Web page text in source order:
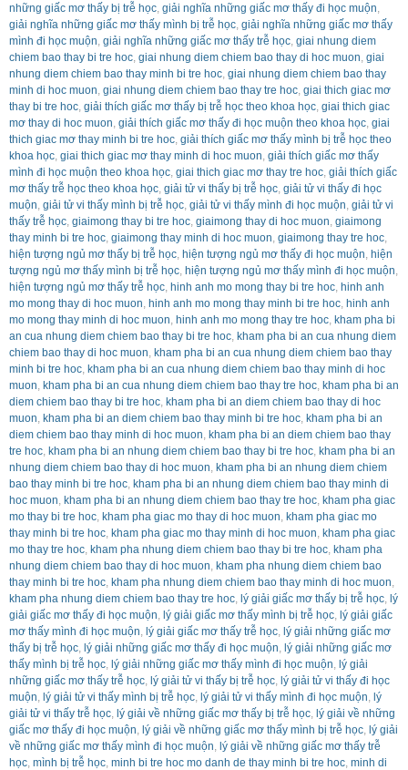
những giấc mơ thấy bị trễ học, giải nghĩa những giấc mơ thấy đi học muộn,
giải nghĩa những giấc mơ thấy mình bị trễ học, giải nghĩa những giấc mơ thấy
mình đi học muộn, giải nghĩa những giấc mơ thấy trễ học, giai nhung diem
chiem bao thay bi tre hoc, giai nhung diem chiem bao thay di hoc muon, giai
nhung diem chiem bao thay minh bi tre hoc, giai nhung diem chiem bao thay
minh di hoc muon, giai nhung diem chiem bao thay tre hoc, giai thich giac mơ
thay bi tre hoc, giải thích giấc mơ thấy bị trễ học theo khoa học, giai thich giac
mơ thay di hoc muon, giải thích giấc mơ thấy đi học muộn theo khoa học, giai
thich giac mơ thay minh bi tre hoc, giải thích giấc mơ thấy mình bị trễ học theo
khoa học, giai thich giac mơ thay minh di hoc muon, giải thích giấc mơ thấy
mình đi học muộn theo khoa học, giai thich giac mơ thay tre hoc, giải thích giấc
mơ thấy trễ học theo khoa học, giải tử vi thấy bị trễ học, giải tử vi thấy đi học
muộn, giải tử vi thấy mình bị trễ học, giải tử vi thấy mình đi học muộn, giải tử vi
thấy trễ học, giaimong thay bi tre hoc, giaimong thay di hoc muon, giaimong
thay minh bi tre hoc, giaimong thay minh di hoc muon, giaimong thay tre hoc,
hiện tượng ngủ mơ thấy bị trễ học, hiện tượng ngủ mơ thấy đi học muộn, hiện
tượng ngủ mơ thấy mình bị trễ học, hiện tượng ngủ mơ thấy mình đi học muộn,
hiện tượng ngủ mơ thấy trễ học, hinh anh mo mong thay bi tre hoc, hinh anh
mo mong thay di hoc muon, hinh anh mo mong thay minh bi tre hoc, hinh anh
mo mong thay minh di hoc muon, hinh anh mo mong thay tre hoc, kham pha bi
an cua nhung diem chiem bao thay bi tre hoc, kham pha bi an cua nhung diem
chiem bao thay di hoc muon, kham pha bi an cua nhung diem chiem bao thay
minh bi tre hoc, kham pha bi an cua nhung diem chiem bao thay minh di hoc
muon, kham pha bi an cua nhung diem chiem bao thay tre hoc, kham pha bi an
diem chiem bao thay bi tre hoc, kham pha bi an diem chiem bao thay di hoc
muon, kham pha bi an diem chiem bao thay minh bi tre hoc, kham pha bi an
diem chiem bao thay minh di hoc muon, kham pha bi an diem chiem bao thay
tre hoc, kham pha bi an nhung diem chiem bao thay bi tre hoc, kham pha bi an
nhung diem chiem bao thay di hoc muon, kham pha bi an nhung diem chiem
bao thay minh bi tre hoc, kham pha bi an nhung diem chiem bao thay minh di
hoc muon, kham pha bi an nhung diem chiem bao thay tre hoc, kham pha giac
mo thay bi tre hoc, kham pha giac mo thay di hoc muon, kham pha giac mo
thay minh bi tre hoc, kham pha giac mo thay minh di hoc muon, kham pha giac
mo thay tre hoc, kham pha nhung diem chiem bao thay bi tre hoc, kham pha
nhung diem chiem bao thay di hoc muon, kham pha nhung diem chiem bao
thay minh bi tre hoc, kham pha nhung diem chiem bao thay minh di hoc muon,
kham pha nhung diem chiem bao thay tre hoc, lý giải giấc mơ thấy bị trễ học, lý
giải giấc mơ thấy đi học muộn, lý giải giấc mơ thấy mình bị trễ học, lý giải giấc
mơ thấy mình đi học muộn, lý giải giấc mơ thấy trễ học, lý giải những giấc mơ
thấy bị trễ học, lý giải những giấc mơ thấy đi học muộn, lý giải những giấc mơ
thấy mình bị trễ học, lý giải những giấc mơ thấy mình đi học muộn, lý giải
những giấc mơ thấy trễ học, lý giải tử vi thấy bị trễ học, lý giải tử vi thấy đi học
muộn, lý giải tử vi thấy mình bị trễ học, lý giải tử vi thấy mình đi học muộn, lý
giải tử vi thấy trễ học, lý giải về những giấc mơ thấy bị trễ học, lý giải về những
giấc mơ thấy đi học muộn, lý giải về những giấc mơ thấy mình bị trễ học, lý giải
về những giấc mơ thấy mình đi học muộn, lý giải về những giấc mơ thấy trễ
học, mình bị trễ học, minh bi tre hoc mo danh de thay minh bi tre hoc, minh di